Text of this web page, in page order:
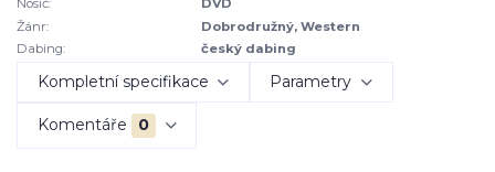
Nosič:
DVD
Žánr:
Dobrodružný, Western
Dabing:
český dabing
Kompletní specifikace Parametry
Komentáře 0